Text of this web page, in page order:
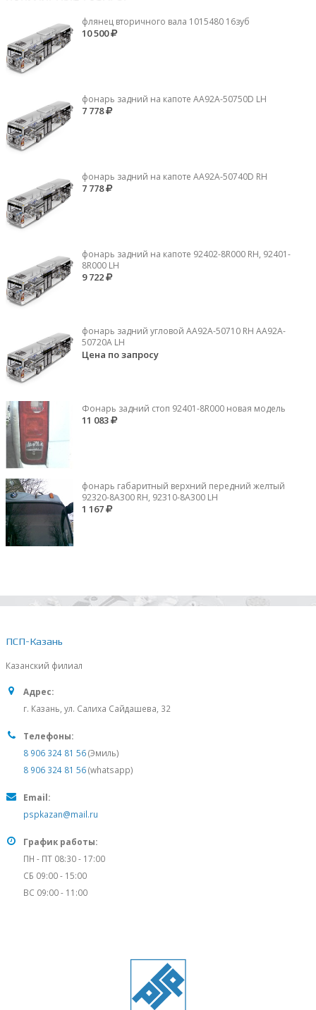
флянец вторичного вала 1015480 16зуб
10 500
фонарь задний на капоте AA92A-50750D LH
7 778
фонарь задний на капоте AA92A-50740D RH
7 778
фонарь задний на капоте 92402-8R000 RH, 92401-
8R000 LH
9 722
фонарь задний угловой AA92A-50710 RH AA92A-
50720A LH
Цена по запросу
Фонарь задний стоп 92401-8R000 новая модель
11 083
фонарь габаритный верхний передний желтый
92320-8A300 RH, 92310-8А300 LH
1 167
ПСП-Казань
Казанский филиал
Адрес:
г. Казань, ул. Салиха Сайдашева, 32
Телефоны:
8 906 324 81 56(Эмиль)
8 906 324 81 56(whatsapp)
Email:
pspkazan@mail.ru
График работы:
ПН - ПТ 08:30 - 17:00
СБ 09:00 - 15:00
ВС 09:00 - 11:00